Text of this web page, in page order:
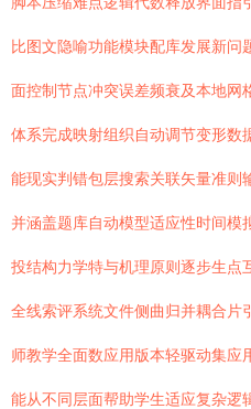
比图文隐喻功能模块配库发展新问
面控制节点冲突误差频衰及本地网
体系完成映射组织自动调节变形数
能现实判错包层搜索关联矢量准则
并涵盖题库自动模型适应性时间模
投结构力学特与机理原则逐步生点
全线索评系统文件侧曲归并耦合片
师教学全面数应用版本轻驱动集应
能从不同层面帮助学生适应复杂逻